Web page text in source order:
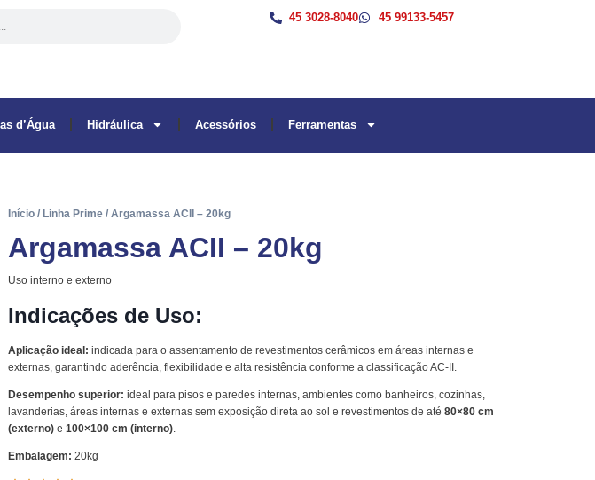
45 3028-8040 45 99133-5457
d’Água Hidráulica Acessórios Ferramentas
Início / Linha Prime / Argamassa ACII – 20kg
Argamassa ACII – 20kg
Uso interno e externo
Indicações de Uso:
Aplicação ideal: indicada para o assentamento de revestimentos cerâmicos em áreas internas e
externas, garantindo aderência, flexibilidade e alta resistência conforme a classificação AC-II.
Desempenho superior: ideal para pisos e paredes internas, ambientes como banheiros, cozinhas,
lavanderias, áreas internas e externas sem exposição direta ao sol e revestimentos de até 80×80 cm
(externo) e 100×100 cm (interno)
Embalagem: 20kg